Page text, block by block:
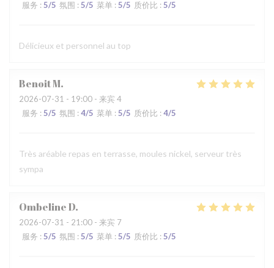
服务 : 5/5 氛围 : 5/5 菜单 : 5/5 质价比 : 5/5
Délicieux et personnel au top
BenoitM
2026-07-31 - 19:00 - 来宾 4
服务 : 5/5 氛围 : 4/5 菜单 : 5/5 质价比 : 4/5
Très aréable repas en terrasse, moules nickel, serveur très
sympa
OmbelineD
2026-07-31 - 21:00 - 来宾 7
服务 : 5/5 氛围 : 5/5 菜单 : 5/5 质价比 : 5/5